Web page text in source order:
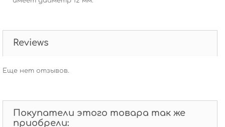
Reviews
Еще нет отзывов.
Покупатели этого товара так же
приобрели: